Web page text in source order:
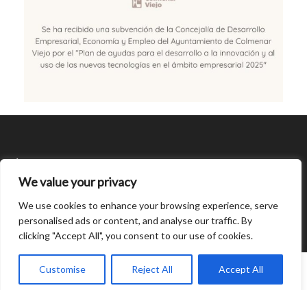
We value your privacy
We use cookies to enhance your browsing experience, serve
personalised ads or content, and analyse our traffic. By
clicking "Accept All", you consent to our use of cookies.
Customise Reject All Accept All
© Created by 8theme- Power Elite ThemeForest Author.
Home INICIAR SESIÓN Cart
Open
chaty